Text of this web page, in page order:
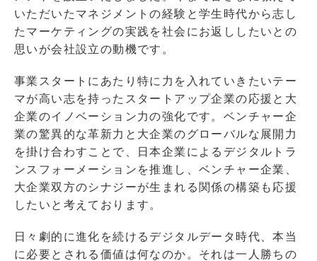
いただいたマネジメントの経験と学生時代から志し
たマーケティングの実践を社会にお返ししたいとの
思いが会社設立の動機です。
事業スタートにあたり特に力を入れていきたいテー
マが高い志を持ったスタートアップ企業の応援と大
企業のイノベーション力の強化です。ベンチャー企
業の驚異的な革新力と大企業のグローバルな展開力
を掛け合わすことで、日本企業によるデジタルトラ
ンスフォーメーションを推進し、ベンチャー企業、
大企業双方のシナジーが生まれる関係の構築も応援
したいと考えております。
日々劇的に進化を続けるデジタルデータ時代、本当
に必要とされる価値は何なのか。それは一人勝ちの